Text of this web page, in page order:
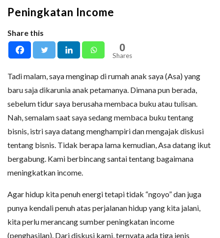
Peningkatan Income
Share this
0
Shares
Tadi malam, saya menginap di rumah anak saya (Asa) yang
baru saja dikarunia anak petamanya. Dimana pun berada,
sebelum tidur saya berusaha membaca buku atau tulisan.
Nah, semalam saat saya sedang membaca buku tentang
bisnis, istri saya datang menghampiri dan mengajak diskusi
tentang bisnis. Tidak berapa lama kemudian, Asa datang ikut
bergabung. Kami berbincang santai tentang bagaimana
meningkatkan income.
Agar hidup kita penuh energi tetapi tidak “ngoyo” dan juga
punya kendali penuh atas perjalanan hidup yang kita jalani,
kita perlu merancang sumber peningkatan income
(penghasilan). Dari diskusi kami, ternyata ada tiga jenis